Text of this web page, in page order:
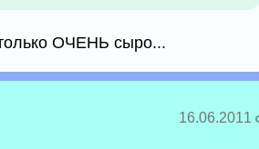
ОЧЕНЬ сыро...
16.06.2011